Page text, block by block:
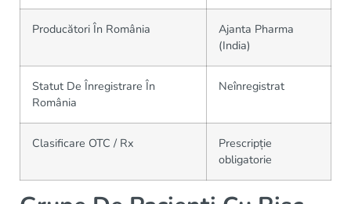
Producători În România
Ajanta Pharma
(India)
Statut De Înregistrare În
România
Neînregistrat
Clasificare OTC / Rx
Prescripție
obligatorie